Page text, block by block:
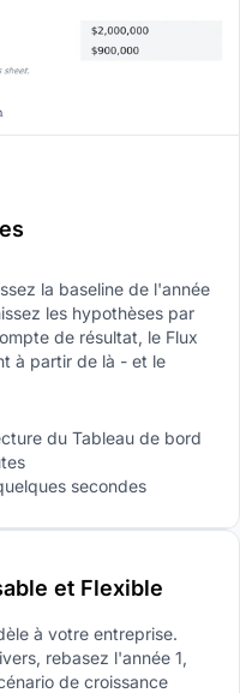
la baseline de l'année
les hypothèses par
de résultat, le Flux
à partir de là - et le
du Tableau de bord
secondes
et Flexible
à votre entreprise.
rebasez l'année 1,
de croissance